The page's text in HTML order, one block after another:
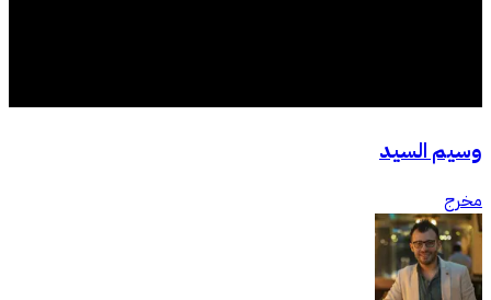
وسيم السيد
مخرج